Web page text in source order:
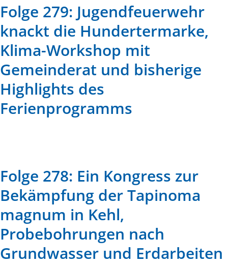
Folge 279: Jugendfeuerwehr
knackt die Hundertermarke,
Klima-Workshop mit
Gemeinderat und bisherige
Highlights des
Ferienprogramms
Folge 278: Ein Kongress zur
Bekämpfung der Tapinoma
magnum in Kehl,
Probebohrungen nach
Grundwasser und Erdarbeiten